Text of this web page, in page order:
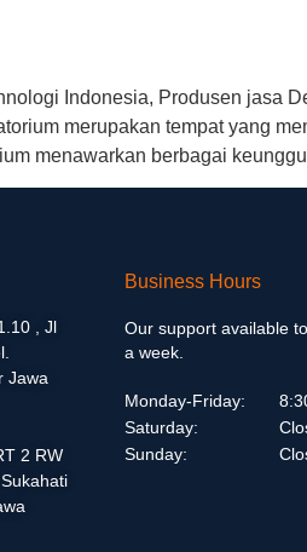
Indonesia, Produsen jasa
merupakan tempat yang
menawarkan berbagai
, Jl
Jawa
2 RW
Business Hours
Our support available
a week.
Monday-Friday:
Saturday:
Sunday: